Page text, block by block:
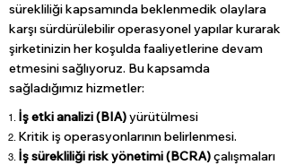
sürekliliği kapsamında beklenmedik olaylara
karşı sürdürülebilir operasyonel yapılar kurarak
şirketinizin her koşulda faaliyetlerine devam
etmesini sağlıyoruz. Bu kapsamda
sağladığımız hizmetler:
İş etki analizi (BIA)yürütülmesi
Kritik iş operasyonlarının belirlenmesi.
İş sürekliliği risk yönetimi (BCRA)çalışmaları